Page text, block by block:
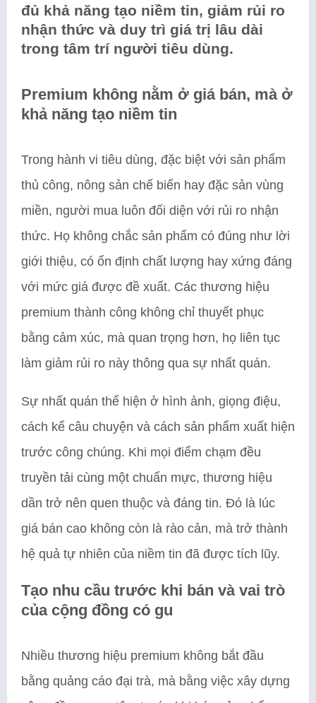
đủ khả năng tạo niềm tin, giảm rủi ro
nhận thức và duy trì giá trị lâu dài
trong tâm trí người tiêu dùng.
Premium không nằm ở giá bán, mà ở
khả năng tạo niềm tin
Trong hành vi tiêu dùng, đặc biệt với sản phẩm
thủ công, nông sản chế biến hay đặc sản vùng
miền, người mua luôn đối diện với rủi ro nhận
thức. Họ không chắc sản phẩm có đúng như lời
giới thiệu, có ổn định chất lượng hay xứng đáng
với mức giá được đề xuất. Các thương hiệu
premium thành công không chỉ thuyết phục
bằng cảm xúc, mà quan trọng hơn, họ liên tục
làm giảm rủi ro này thông qua sự nhất quán.
Sự nhất quán thể hiện ở hình ảnh, giọng điệu,
cách kể câu chuyện và cách sản phẩm xuất hiện
trước công chúng. Khi mọi điểm chạm đều
truyền tải cùng một chuẩn mực, thương hiệu
dần trở nên quen thuộc và đáng tin. Đó là lúc
giá bán cao không còn là rào cản, mà trở thành
hệ quả tự nhiên của niềm tin đã được tích lũy.
Tạo nhu cầu trước khi bán và vai trò
của cộng đồng có gu
Nhiều thương hiệu premium không bắt đầu
bằng quảng cáo đại trà, mà bằng việc xây dựng